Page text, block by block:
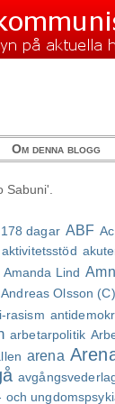
Om denna blogg
Sabuni'.
178 dagar ABF
aktivitetsstöd
Amanda Lind
Andreas Olsson (C)
rasism
arbetarpolitik
arena
och